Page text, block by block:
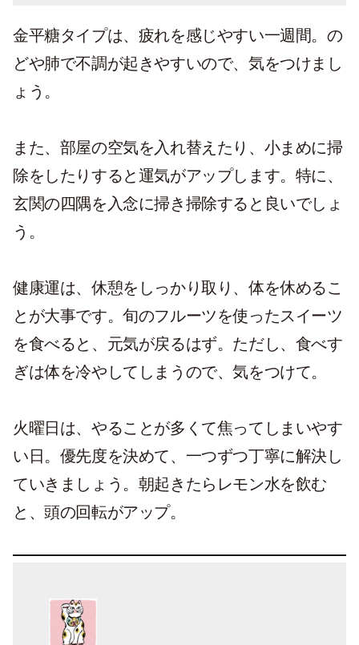
金平糖タイプは、疲れを感じやすい一週間。の
どや肺で不調が起きやすいので、気をつけまし
ょう。
また、部屋の空気を入れ替えたり、小まめに掃
除をしたりすると運気がアップします。特に、
玄関の四隅を入念に掃き掃除すると良いでしょ
う。
健康運は、休憩をしっかり取り、体を休めるこ
とが大事です。旬のフルーツを使ったスイーツ
を食べると、元気が戻るはず。ただし、食べす
ぎは体を冷やしてしまうので、気をつけて。
火曜日は、やることが多くて焦ってしまいやす
い日。優先度を決めて、一つずつ丁寧に解決し
ていきましょう。朝起きたらレモン水を飲む
と、頭の回転がアップ。